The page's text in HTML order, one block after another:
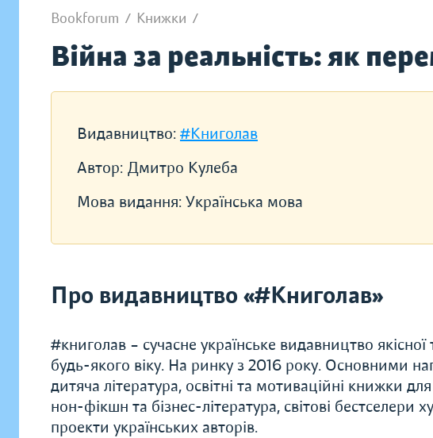
Bookforum / Книжки /
Війна за реальність: як
Видавництво: #Книголав
Автор: Дмитро Кулеба
Мова видання: Українська мова
Про видавництво «#Книголав»
#книголав – сучасне українське видавництво якісної
будь-якого віку. На ринку з 2016 року. Основними
дитяча література, освітні та мотиваційні книжки
нон-фікшн та бізнес-література, світові бестселери
проекти українських авторів.